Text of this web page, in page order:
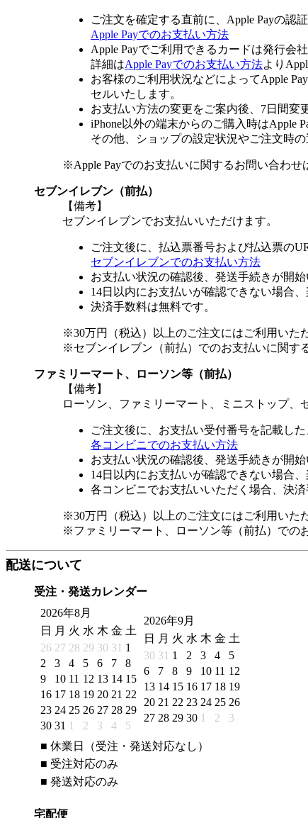
ご注文を確定する直前に、Apple Payの認
Apple Payでのお支払い方法
Apple Payでご利用できるカードは発行会
詳細はApple Payでのお支払い方法より
お客様のご利用状況などによってApple
セルいたします。
お支払い方法の変更をご案内後、7日間変
iPhone以外の端末からのご購入時はApple
その他、ショップの設定状況やご注文時
※Apple Payでのお支払いに関するお問い合わせ
セブンイレブン（前払）
【備考】
セブンイレブンでお支払いいただけます。
ご注文後に、払込票番号および払込票の
セブンイレブンでのお支払い方法
お支払い状況の確認後、発送手続きが開
14日以内にお支払いが確認できない場合
決済手数料は無料です。
※30万円（税込）以上のご注文にはご利用いた
※セブンイレブン（前払）でのお支払いに関す
ファミリーマート、ローソン等（前払）
【備考】
ローソン、ファミリーマート、ミニストップ、
ご注文後に、お支払い受付番号を記載し
各コンビニでのお支払い方法
お支払い状況の確認後、発送手続きが開
14日以内にお支払いが確認できない場合
各コンビニでお支払いいただく場合、決済
※30万円（税込）以上のご注文にはご利用いた
※ファミリーマート、ローソン等（前払）での
配送について
受注・発送カレンダー
2026年8月
日
月 火 水 木 金 土
26 27 28 29 30 31 1
2
3 4 5 6 7
8
9
10 11 12 13 14 15
16 17 18 19 20 21 22
23 24 25 26 27 28 29
30 31 1 2 3 4 5
2026年9月
日
月 火 水 木 金 土
30 31 1 2 3 4
5
6
7 8 9 10 11 12
13 14 15 16 17 18 19
20 21 22 23 24 25 26
27 28 29 30 1 2 3
■ 休業日（受注・発送対応なし）
■ 受注対応のみ
■ 発送対応のみ
宅配便